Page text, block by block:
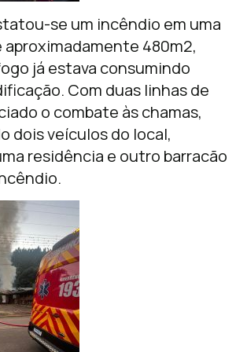
se um incêndio em uma
aproximadamente 480m2,
já estava consumindo
Com duas linhas de
o combate às chamas,
dois veículos do local,
residência e outro barracão